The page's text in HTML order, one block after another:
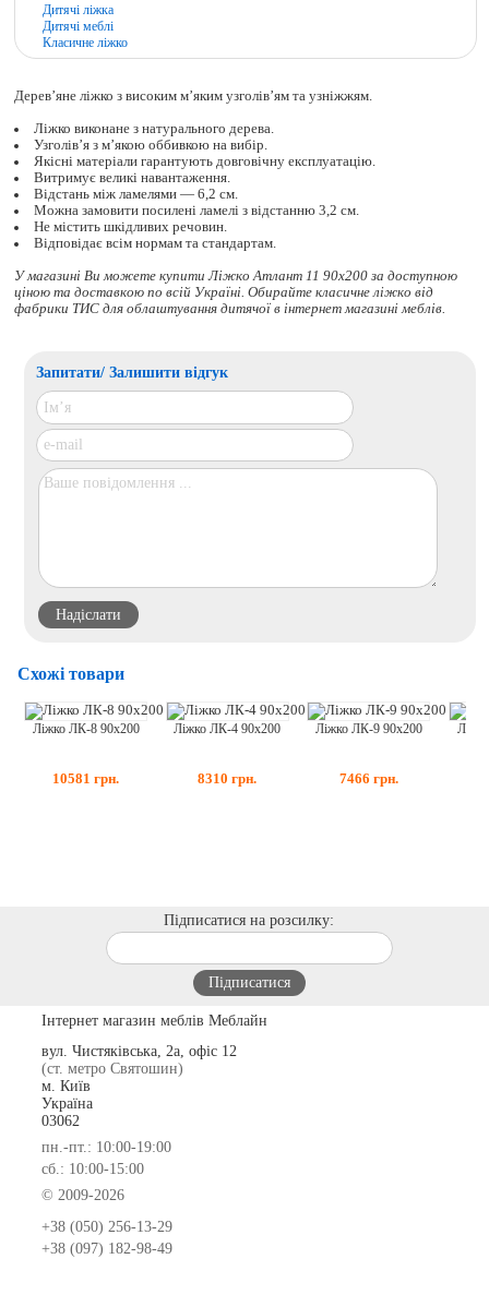
Дитячі ліжка
Дитячі меблі
Класичне ліжко
Дерев’яне ліжко з високим м’яким узголів’ям та узніжжям.
Ліжко виконане з натурального дерева.
Узголів’я з м’якою оббивкою на вибір.
Якісні матеріали гарантують довговічну експлуатацію.
Витримує великі навантаження.
Відстань між ламелями — 6,2 см.
Можна замовити посилені ламелі з відстанню 3,2 см.
Не містить шкідливих речовин.
Відповідає всім нормам та стандартам.
У магазині Ви можете купити Ліжко Атлант 11 90х200 за доступною
ціною та доставкою по всій Україні. Обирайте класичне ліжковід
фабрики ТИС для облаштування дитячої в інтернет магазині меблів.
Запитати/ Залишити відгук
Схожі товари
Ліжко ЛК-8 90х200
10581 грн.
Ліжко ЛК-4 90х200
8310 грн.
Ліжко ЛК-9 90х200
7466 грн.
Підписатися на розсилку:
Інтернет магазин меблів Меблайн
вул. Чистяківська, 2а, офіс 12
(ст. метро Святошин)
м. Київ
Україна
03062
пн.-пт.: 10:00-19:00
сб.: 10:00-15:00
© 2009-2026
+38 (050) 256-13-29
+38 (097) 182-98-49